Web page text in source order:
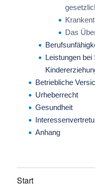
Das
Leistungen
Betriebliche
Urheberrecht
Gesundheit
Anhang
Start